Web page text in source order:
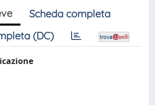
Scheda completa
(DC)